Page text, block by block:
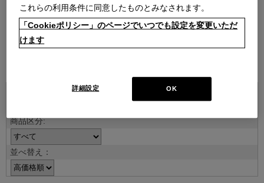
デザイナー紹介を見る
並べ替え：
これらの利用条件に同意したものとみなされます。
「Cookieポリシー」のページでいつでも設定を変更いただ
けます
OK
詳細設定